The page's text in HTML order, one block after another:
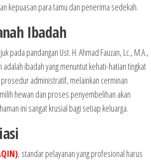
kepuasan para tamu dan penerima sedekah.
Ibadah
pandangan Ust. H. Ahmad Fauzan, Lc., M.A.,
ibadah yang menuntut kehati-hatian tingkat
administratif, melainkan cerminan
hewan dan proses penyembelihan akan
ini sangat krusial bagi setiap keluarga.
, standar pelayanan yang profesional harus